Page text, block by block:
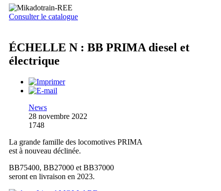
Consulter le catalogue
ÉCHELLE N : BB PRIMA diesel et
électrique
News
28 novembre 2022
1748
La grande famille des locomotives PRIMA
est à nouveau déclinée.
BB75400, BB27000 et BB37000
seront en livraison en 2023.